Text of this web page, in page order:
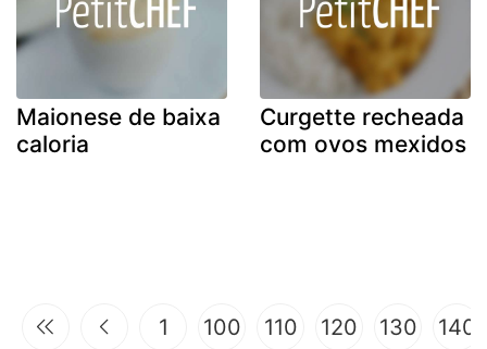
Maionese de baixa
caloria
Curgette recheada
com ovos mexidos
1 100 110 120 130 140